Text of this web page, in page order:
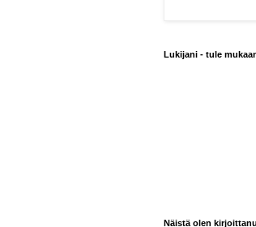
Lukijani - tule
Näistä olen